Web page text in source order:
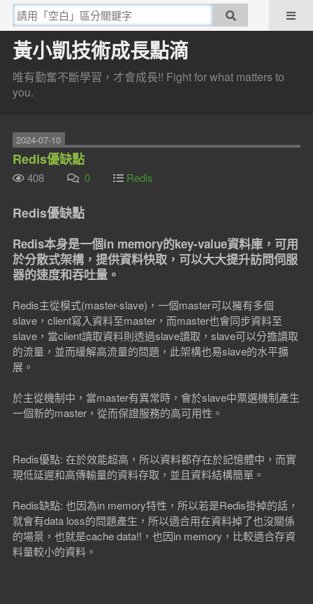
黃小凱技術成長點滴
唯有勤奮不斷學習，才會成長!! Fight for what matters to
you.
2024-07-10
Redis優缺點
408 0 Redis
Redis優缺點
Redis本身是一個in memory的key-value資料庫，可用
於分散式架構，提供資料快取，可以大大提升訪問伺服
器的速度和吞吐量。
Redis主從模式(master-slave)，一個master可以擁有多個
slave，client寫入資料至master，而master也會同步資料至
slave，當client讀取資料則透過slave讀取，slave可以分擔讀取
的流量，並而緩解高流量的問題，此架構也易slave的水平擴
展。
於主從機制中，當master有異常時，會於slave中票選機制產生
一個新的master，從而保證服務的高可用性。
Redis優點: 在於效能超高，所以資料都存在於記憶體中，而實
現低延遲和高傳輸量的資料存取，並且資料結構簡單。
Redis缺點: 也因為in memory特性，所以若是Redis掛掉的話，
就會有data loss的問題產生，所以適合用在資料掉了也沒關係
的場景，也就是cache data!!，也因in memory，比較適合存資
料量較小的資料。